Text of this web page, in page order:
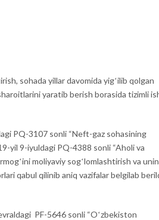
sohada yillar davomida yigʻilib qolgan
yaratib berish borasida tizimli
PQ-3107 sonli “Neft-gaz sohasining
yil 9-iyuldagi PQ-4388 sonli “Aholi va
moliyaviy sogʻlomlashtirish va
qabul qilinib aniq vazifalar belgilab
PF-5646 sonli “Oʻzbekiston